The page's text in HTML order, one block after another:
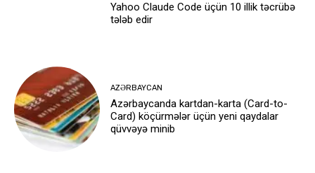
Yahoo Claude Code üçün 10 illik təcrübə
tələb edir
AZƏRBAYCAN
Azərbaycanda kartdan-karta (Card-to-
Card) köçürmələr üçün yeni qaydalar
qüvvəyə minib